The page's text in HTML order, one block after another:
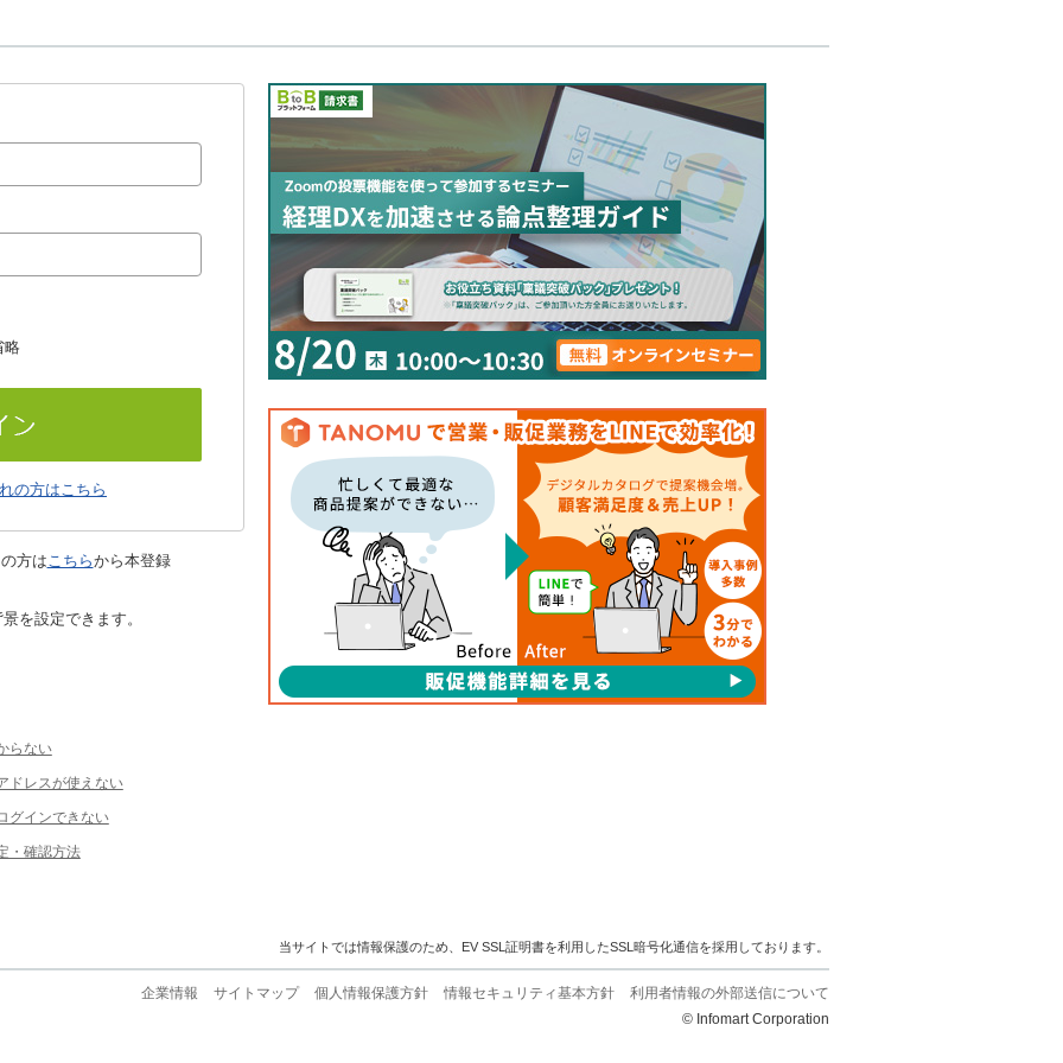
略
の方はこちら
方はこちらから本登録
を設定できます。
らない
ドレスが使えない
グインできない
・確認方法
当サイトでは情報保護のため、EV SSL証明書を利用したSSL暗号化通信を採用しております。
企業情報 サイトマップ 個人情報保護方針 情報セキュリティ基本方針
利用者情報の外部送信について
© Infomart Corporation